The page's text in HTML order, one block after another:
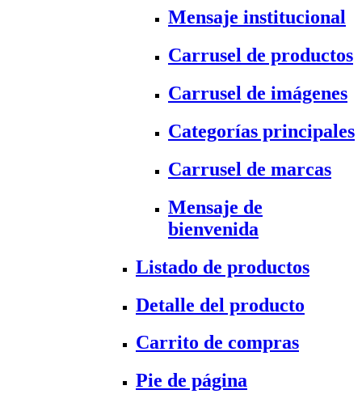
Mensaje institucional
Carrusel de productos
Carrusel de imágenes
Categorías principales
Carrusel de marcas
Mensaje de
bienvenida
Listado de productos
Detalle del producto
Carrito de compras
Pie de página